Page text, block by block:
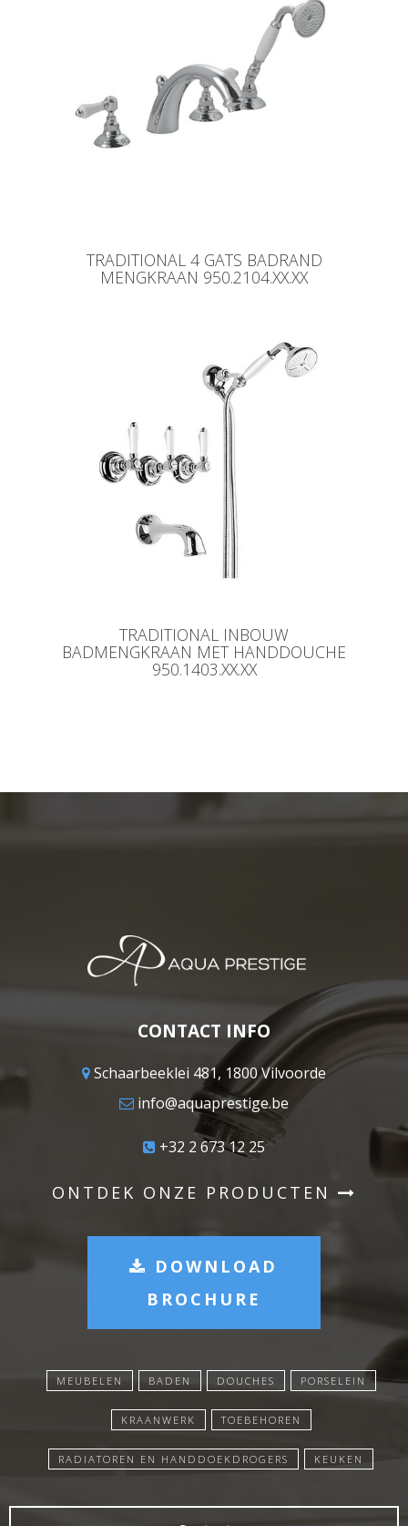
TRADITIONAL 4 GATS BADRAND
MENGKRAAN 950.2104.XX.XX
TRADITIONAL INBOUW
BADMENGKRAAN MET HANDDOUCHE
950.1403.XX.XX
CONTACT INFO
Schaarbeeklei 481, 1800 Vilvoorde
info@aquaprestige.be
+32 2 673 12 25
ONTDEK ONZE PRODUCTEN
DOWNLOAD
BROCHURE
MEUBELEN BADEN DOUCHES PORSELEIN
KRAANWERK TOEBEHOREN
RADIATOREN EN HANDDOEKDROGERS KEUKEN